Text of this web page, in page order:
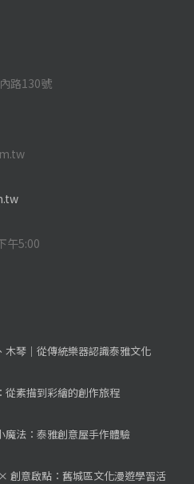
路130號
午5:00
琴｜從傳統樂器認識泰雅文化
從素描到彩繪的創作旅程
魔法：泰雅創意屋手作體驗
創意啟點：舊城區文化漫遊學習活